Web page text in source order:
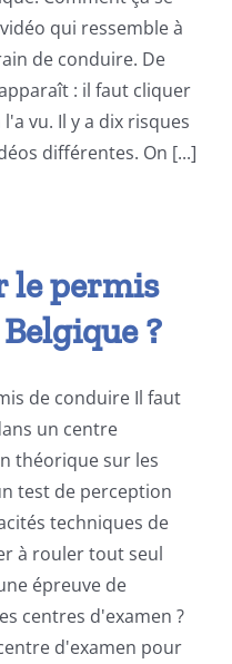
qui ressemble à
de conduire. De
: il faut cliquer
vu. Il y a dix risques
différentes. On [...]
le permis
?
de conduire Il faut
un centre
théorique sur les
test de perception
techniques de
à rouler tout seul
épreuve de
centres d'examen ?
d'examen pour